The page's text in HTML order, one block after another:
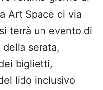
Art Space di via
terrà un evento di
serata,
biglietti,
lido inclusivo